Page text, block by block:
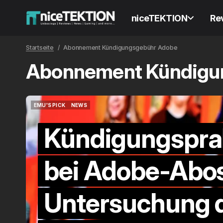
niceTEKTION
Startseite Abonnement Kündigungsgebühr Adobe
Abonnement
EMU'S PICK
NEWS
bei Adobe-
Untersuchung